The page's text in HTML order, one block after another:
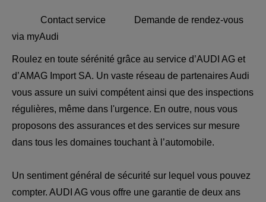
Contact service
Demande de rendez-vous
via myAudi
Roulez en toute sérénité grâce au service d’AUDI AG et
d’AMAG Import SA. Un vaste réseau de partenaires Audi
vous assure un suivi compétent ainsi que des inspections
régulières, même dans l'urgence. En outre, nous vous
proposons des assurances et des services sur mesure
dans tous les domaines touchant à l’automobile.
Un sentiment général de sécurité sur lequel vous pouvez
compter. AUDI AG vous offre une garantie de deux ans